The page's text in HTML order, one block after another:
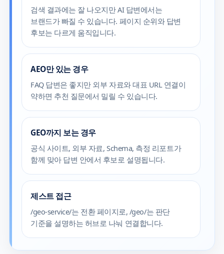
검색 결과에는 잘 나오지만 AI 답변에서는
브랜드가 빠질 수 있습니다. 페이지 순위와 답변
후보는 다르게 움직입니다.
AEO만 있는 경우
FAQ 답변은 좋지만 외부 자료와 대표 URL 연결이
약하면 추천 질문에서 밀릴 수 있습니다.
GEO까지 보는 경우
공식 사이트, 외부 자료, Schema, 측정 리포트가
함께 맞아 답변 안에서 후보로 설명됩니다.
제스트 접근
/geo-service/는 전환 페이지로, /geo/는 판단
기준을 설명하는 허브로 나눠 연결합니다.